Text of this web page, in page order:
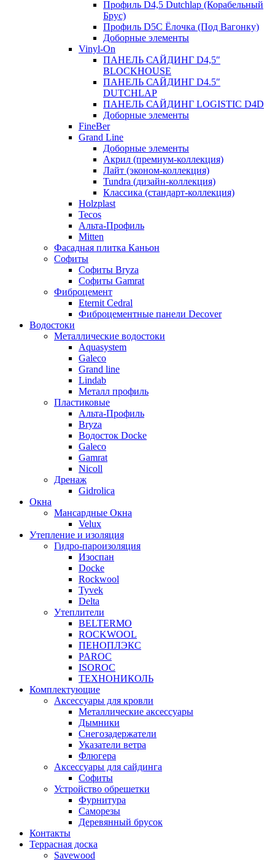
Профиль D4,5 Dutchlap (Корабельный
Брус)
Профиль D5C Ёлочка (Под Вагонку)
Доборные элементы
Vinyl-On
ПАНЕЛЬ САЙДИНГ D4,5″
BLOCKHOUSE
ПАНЕЛЬ САЙДИНГ D4.5″
DUTCHLAP
ПАНЕЛЬ САЙДИНГ LOGISTIC D4D
Доборные элементы
FineBer
Grand Line
Доборные элементы
Акрил (премиум-коллекция)
Лайт (эконом-коллекция)
Tundra (дизайн-коллекция)
Классика (стандарт-коллекция)
Holzplast
Tecos
Альта-Профиль
Mitten
Фасадная плитка Каньон
Софиты
Софиты Bryza
Софиты Gamrat
Фиброцемент
Eternit Cedral
Фиброцементные панели Decover
Водостоки
Металлические водостоки
Aquasystem
Galeco
Grand line
Lindab
Металл профиль
Пластиковые
Альта-Профиль
Bryza
Водосток Docke
Galeco
Gamrat
Nicoll
Дренаж
Gidrolica
Окна
Мансардные Окна
Velux
Утепление и изоляция
Гидро-пароизоляция
Изоспан
Docke
Rockwool
Tyvek
Delta
Утеплители
BELTERMO
ROCKWOOL
ПЕНОПЛЭКС
PAROC
ISOROC
ТЕХНОНИКОЛЬ
Комплектующие
Аксессуары для кровли
Металлические аксессуары
Дымники
Снегозадержатели
Указатели ветра
Флюгера
Аксессуары для сайдинга
Софиты
Устройство обрешетки
Фурнитура
Саморезы
Деревянный брусок
Контакты
Террасная доска
Savewood